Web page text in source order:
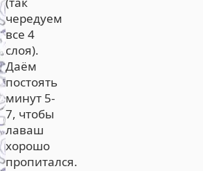
чередуем
все 4
слоя).
Даём
постоять
минут 5-
7, чтобы
лаваш
хорошо
пропитался.